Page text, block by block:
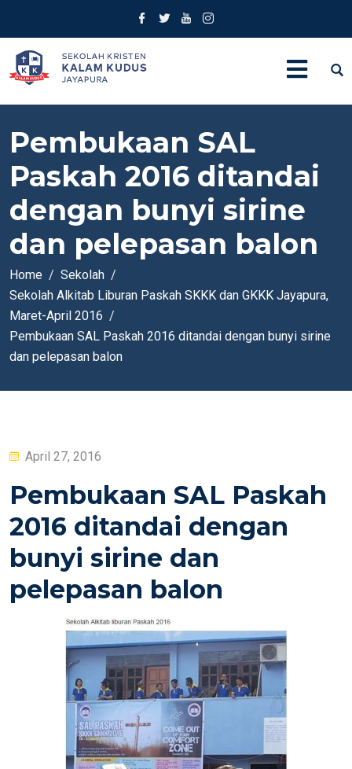
Pembukaan SAL
Paskah 2016 ditandai
dengan bunyi sirine
dan pelepasan balon
Home
Sekolah
Sekolah Alkitab Liburan Paskah SKKK dan GKKK Jayapura,
Maret-April 2016
Pembukaan SAL Paskah 2016 ditandai dengan bunyi sirine
dan pelepasan balon
Posted
April 27, 2016
Pembukaan SAL Paskah
2016 ditandai dengan
bunyi sirine dan
pelepasan balon